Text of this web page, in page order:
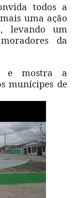
todos a
uma ação
levando um
da
e mostra a
munícipes de